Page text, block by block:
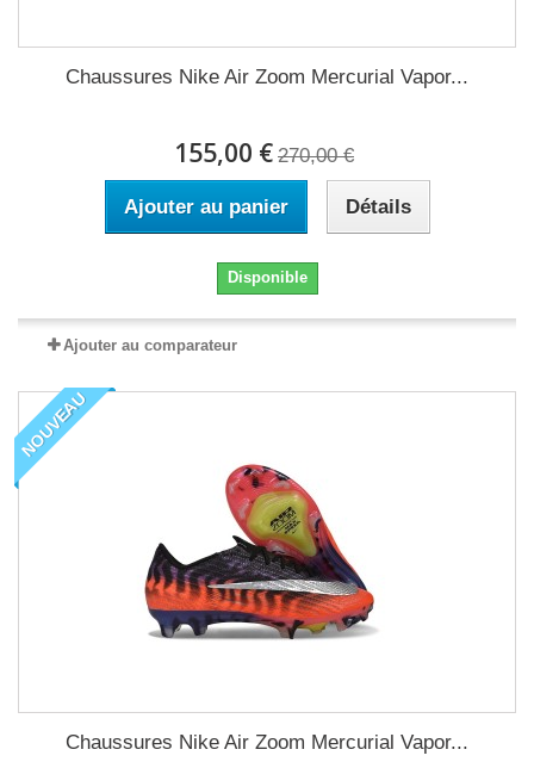
Chaussures Nike Air Zoom Mercurial Vapor...
155,00 € 270,00 €
Ajouter au panier Détails
Disponible
Ajouter au comparateur
NOUVEAU
Chaussures Nike Air Zoom Mercurial Vapor...